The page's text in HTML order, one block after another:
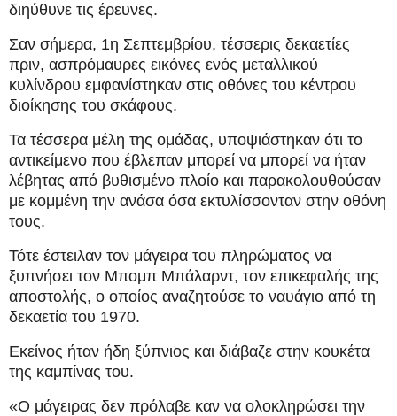
διηύθυνε τις έρευνες.
Σαν σήμερα, 1η Σεπτεμβρίου, τέσσερις δεκαετίες
πριν, ασπρόμαυρες εικόνες ενός μεταλλικού
κυλίνδρου εμφανίστηκαν στις οθόνες του κέντρου
διοίκησης του σκάφους.
Τα τέσσερα μέλη της ομάδας, υποψιάστηκαν ότι το
αντικείμενο που έβλεπαν μπορεί να μπορεί να ήταν
λέβητας από βυθισμένο πλοίο και παρακολουθούσαν
με κομμένη την ανάσα όσα εκτυλίσσονταν στην οθόνη
τους.
Τότε έστειλαν τον μάγειρα του πληρώματος να
ξυπνήσει τον Μπομπ Μπάλαρντ, τον επικεφαλής της
αποστολής, ο οποίος αναζητούσε το ναυάγιο από τη
δεκαετία του 1970.
Εκείνος ήταν ήδη ξύπνιος και διάβαζε στην κουκέτα
της καμπίνας του.
«Ο μάγειρας δεν πρόλαβε καν να ολοκληρώσει την